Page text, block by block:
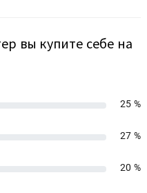
вы купите себе на
25 %
27 %
20 %